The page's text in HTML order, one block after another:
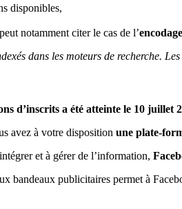
disponibles,
notamment citer le cas de l’
dans les moteurs de recherche.
d’inscrits a été atteinte le 10 juillet
avez à votre disposition une plate-
et à gérer de l’information,
bandeaux publicitaires permet à